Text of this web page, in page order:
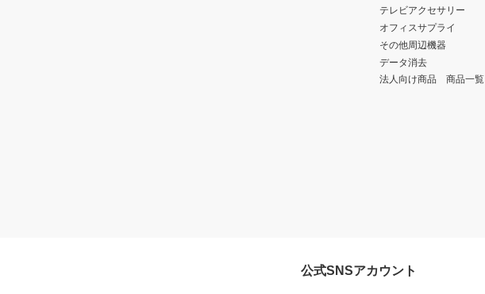
テレビアクセサリー
オフィスサプライ
その他周辺機器
データ消去
法人向け商品 商品一覧
公式SNSアカウント